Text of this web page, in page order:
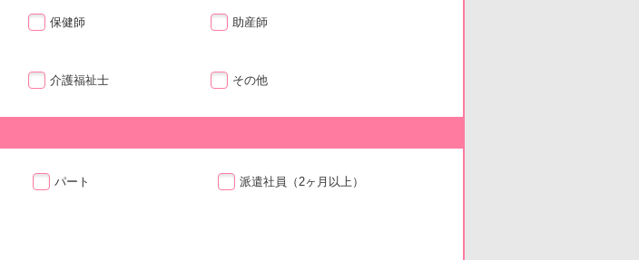
保健師 助産師
介護福祉士 その他
パート 派遣社員 （2ヶ月以上）